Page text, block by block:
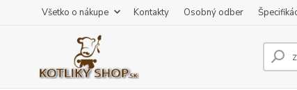
Všetko o nákupe Kontakty Osobný odber